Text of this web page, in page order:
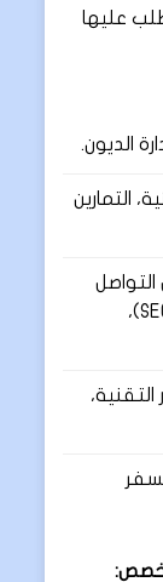
عليها
الديون.
التمارين
الاجتماعي، تحسين محركات البحث (SEO)،